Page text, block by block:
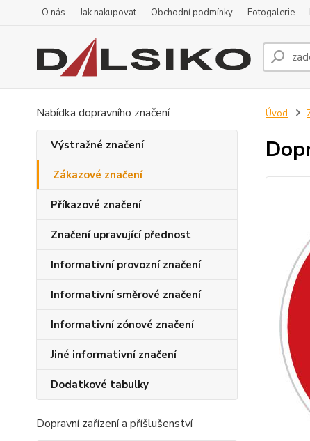
O nás Jak nakupovat Obchodní podmínky Fotogalerie
Nabídka dopravního značení
Výstražné značení
Zákazové značení
Příkazové značení
Značení upravující přednost
Informativní provozní značení
Informativní směrové značení
Informativní zónové značení
Jiné informativní značení
Dodatkové tabulky
Dopravní zařízení a příšlušenství
Úvod